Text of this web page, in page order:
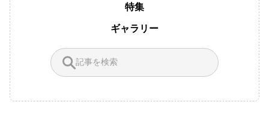
特集
ギャラリー